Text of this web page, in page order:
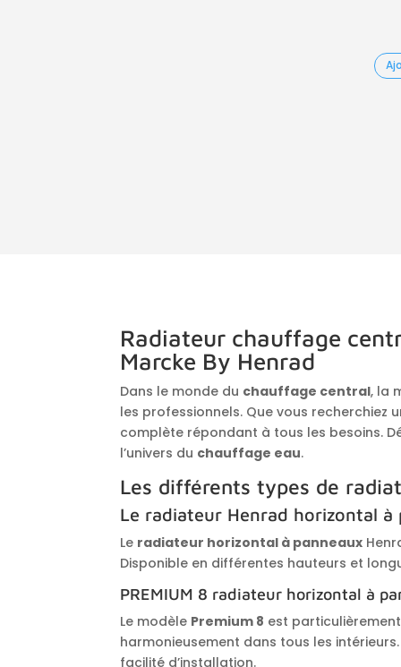
Radiateur chauffage
Marcke By Henrad
Dans le monde du chauffage central, la
les professionnels. Que vous recherchiez
complète répondant à tous les besoins.
l’univers du chauffage eau.
Les différents types de
Le radiateur Henrad horizontal à
Le radiateur horizontal à panneaux
Disponible en différentes hauteurs et
PREMIUM 8 radiateur horizontal à
Le modèle Premium 8 est
harmonieusement dans tous les
facilité d’installation.